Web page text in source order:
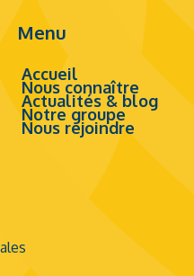
Menu
Accueil
Nous connaître
Actualités & blog
Notre groupe
Nous rejoindre